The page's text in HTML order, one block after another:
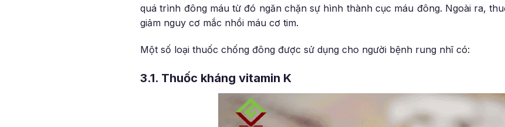
quá trình đông máu từ đó ngăn chặn sự hình thành cục máu đông. Ngoài ra,
giảm nguy cơ mắc nhồi máu cơ tim.
Một số loại thuốc chống đông được sử dụng cho người bệnh rung nhĩ có:
3.1. Thuốc kháng vitamin K